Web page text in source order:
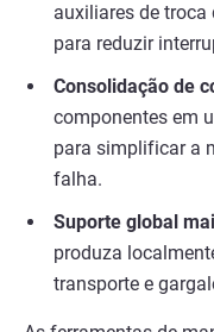
auxiliares de
para reduzir
Consolidação de
componentes em
para simplificar a
falha.
Suporte global
produza
transporte e